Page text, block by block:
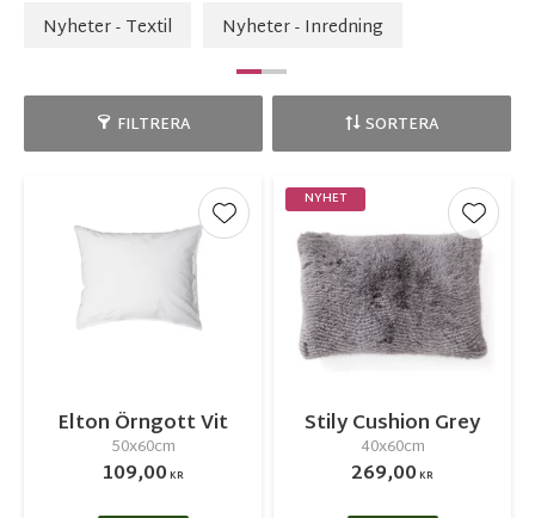
Nyheter - Textil Nyheter - Inredning
FILTRERA SORTERA
Elton Örngott Vit
50x60cm
109,00KR
Lägg till i favoriter
Stily Cushion Grey
40x60cm
269,00KR
NYHET
Lägg